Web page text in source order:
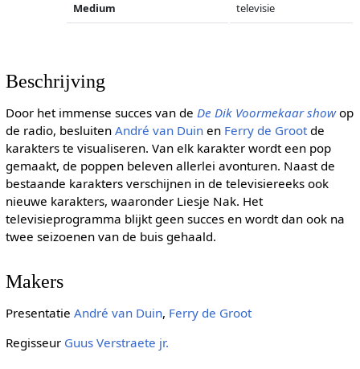
Medium televisie
Beschrijving
Door het immense succes van de De Dik Voormekaar showop
de radio, besluiten André van Duinen Ferry de Grootde
karakters te visualiseren. Van elk karakter wordt een pop
gemaakt, de poppen beleven allerlei avonturen. Naast de
bestaande karakters verschijnen in de televisiereeks ook
nieuwe karakters, waaronder Liesje Nak. Het
televisieprogramma blijkt geen succes en wordt dan ook na
twee seizoenen van de buis gehaald.
Makers
Presentatie André van Duin, Ferry de Groot
Regisseur Guus Verstraete jr.